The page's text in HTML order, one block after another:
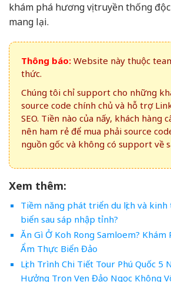
khám phá hương vị truyền thống
mang lại.
Thông báo: Website này thuộc
thức.
Chúng tôi chỉ support cho những
source code chính chủ và hỗ trợ
SEO. Tiền nào của nấy, khách hàng
nên ham rẻ để mua phải source
nguồn gốc và không có support về
Xem thêm:
Tiềm năng phát triển du lịch và kinh
biển sau sáp nhập tỉnh?
Ăn Gì Ở Koh Rong Samloem?
Ẩm Thực Biển Đảo
Lịch Trình Chi Tiết Tour Phú Quốc 5
Hưởng Trọn Vẹn Đảo Ngọc Không